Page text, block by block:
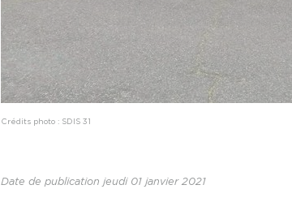
Crédits photo : SDIS 31
Date de publication jeudi 01 janvier 2021